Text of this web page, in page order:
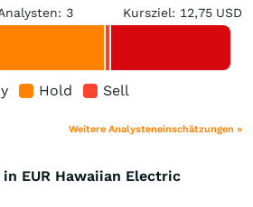
3 Kursziel: 12,75 USD
Hold
Sell
Weitere Analysteneinschätzungen »
EUR Hawaiian Electric